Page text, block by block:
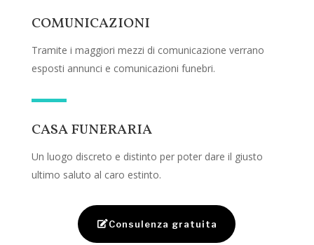
COMUNICAZIONI
Tramite i maggiori mezzi di comunicazione verrano
esposti annunci e comunicazioni funebri.
CASA FUNERARIA
Un luogo discreto e distinto per poter dare il giusto
ultimo saluto al caro estinto.
Consulenza gratuita